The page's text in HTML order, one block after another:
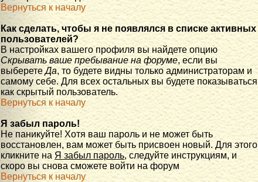
Вернуться к началу
Как сделать, чтобы я не появлялся в списке активных
пользователей?
В настройках вашего профиля вы найдете опцию
Скрывать ваше пребывание на форуме, если вы
выберетеДа, то будете видны только администраторам и
самому себе. Для всех остальных вы будете показываться
как скрытый пользователь.
Вернуться к началу
Я забыл пароль!
Не паникуйте! Хотя ваш пароль и не может быть
восстановлен, вам может быть присвоен новый. Для этого
кликните на Я забыл пароль, следуйте инструкциям, и
скоро вы снова сможете войти на форум
Вернуться к началу